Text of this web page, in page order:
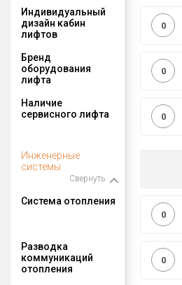
Индивидуальный
дизайн кабин
лифтов
0
Бренд
оборудования
лифта
0
Наличие
сервисного лифта
0
Инженерные
системы
Свернуть
Система отопления
0
Разводка
коммуникаций
отопления
0